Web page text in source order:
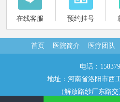
在线客服 预约挂号
首页 医院简介 医疗团队
电话：
地址：河南省洛阳市西
（解放路纱厂东路交